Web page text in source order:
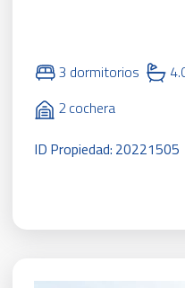
3 dormitorios
2 cochera
ID Propiedad: 20221505